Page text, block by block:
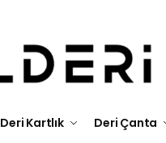
Deri Kartlık Deri Çanta